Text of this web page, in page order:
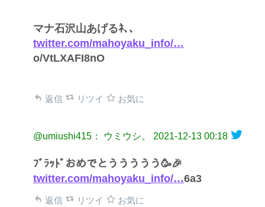
マナ石沢山あげるﾈ､､
twitter.com/mahoyaku_info/…
o/VtLXAFI8nO
返信 リツイ お気に
@umiushi415： ウミウシ。 2021-12-13 00:18
ﾌﾞﾗｯﾄﾞおめでとううううう🥳🎉
twitter.com/mahoyaku_info/…6a3
返信 リツイ お気に